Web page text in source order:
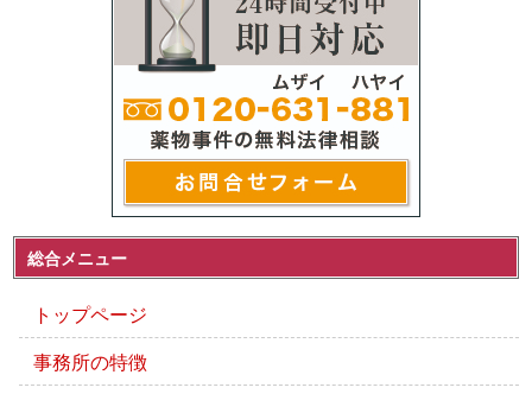
総合メニュー
トップページ
事務所の特徴